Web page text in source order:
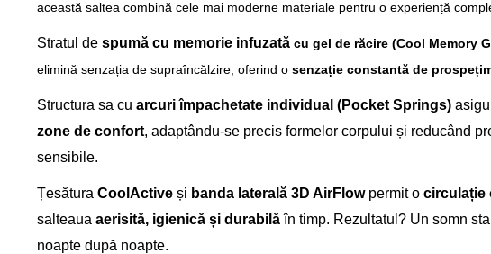
această saltea combină cele mai moderne materiale pentru o experiență
Stratul de spumă cu memorie infuzată cu gel de răcire (Cool Memory
elimină senzația de supraîncălzire, oferind o senzație constantă de
Structura sa cu arcuri împachetate individual (Pocket Springs)
zone de confort, adaptându-se precis formelor corpului și reducând
sensibile.
Țesătura CoolActive și banda laterală 3D AirFlowpermit o circulație
salteaua aerisită, igienică și durabilăîn timp. Rezultatul? Un somn
noapte după noapte.